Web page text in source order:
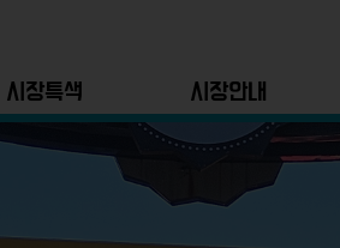
시장특색 시장안내